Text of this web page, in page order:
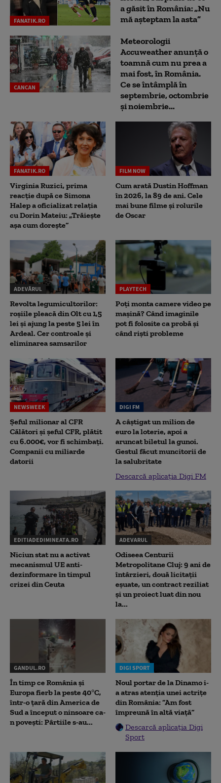
FANATIK.RO
a găsit în România: „Nu
mă așteptam la asta”
CANCAN
Meteorologii
Accuweather anunță o
toamnă cum nu prea a
mai fost, în România.
Ce se întâmplă în
septembrie, octombrie
și noiembrie...
FANATIK.RO
Virginia Ruzici, prima
reacție după ce Simona
Halep a oficializat relația
cu Dorin Mateiu: „Trăiește
așa cum dorește”
FILM NOW
Cum arată Dustin Hoffman
în 2026, la 89 de ani. Cele
mai bune filme și rolurile
de Oscar
ADEVĂRUL
Revolta legumicultorilor:
roșiile pleacă din Olt cu 1,5
lei și ajung la peste 5 lei în
Ardeal. Cer controale și
eliminarea samsarilor
PLAYTECH
Poți monta camere video pe
mașină? Când imaginile
pot fi folosite ca probă și
când riști probleme
NEWSWEEK
Șeful milionar al CFR
Călători și șeful CFR, plătit
cu 6.000€, vor fi schimbați.
Companii cu miliarde
datorii
DIGI FM
A câștigat un milion de
euro la loterie, apoi a
aruncat biletul la gunoi.
Gestul făcut muncitorii de
la salubritate
Descarcă aplicația Digi FM
EDITIADEDIMINEATA.RO
Niciun stat nu a activat
mecanismul UE anti-
dezinformare în timpul
crizei din Ceuta
ADEVARUL
Odiseea Centurii
Metropolitane Cluj: 9 ani de
întârzieri, două licitații
eșuate, un contract reziliat
și un proiect luat din nou
la...
GANDUL.RO
În timp ce România și
Europa fierb la peste 40°C,
într-o țară din America de
Sud a început o ninsoare ca-
n povești: Pârtiile s-au...
DIGI SPORT
Noul portar de la Dinamo i-
a atras atenția unei actrițe
din România: ”Am fost
împreună în altă viață”
Descarcă aplicația Digi
Sport